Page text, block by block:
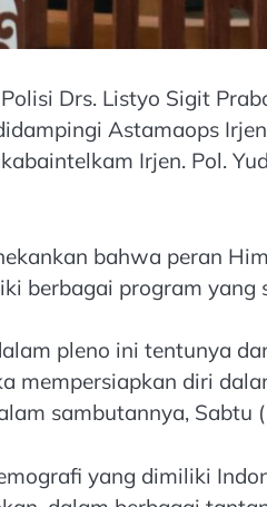
Drs. Listyo Sigit
Astamaops
Irjen. Pol.
bahwa peran
berbagai program
pleno ini tentunya
mempersiapkan diri
sambutannya, Sabtu
yang dimiliki